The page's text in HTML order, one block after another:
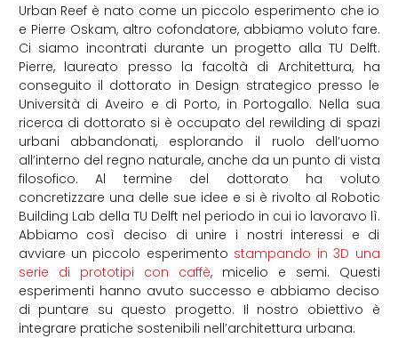
Urban Reef è nato come un piccolo esperimento che io
e Pierre Oskam, altro cofondatore, abbiamo voluto fare.
Ci siamo incontrati durante un progetto alla TU Delft.
Pierre, laureato presso la facoltà di Architettura, ha
conseguito il dottorato in Design strategico presso le
Università di Aveiro e di Porto, in Portogallo. Nella sua
ricerca di dottorato si è occupato del rewilding di spazi
urbani abbandonati, esplorando il ruolo dell’uomo
all’interno del regno naturale, anche da un punto di vista
filosofico. Al termine del dottorato ha voluto
concretizzare una delle sue idee e si è rivolto al Robotic
Building Lab della TU Delft nel periodo in cui io lavoravo lì.
Abbiamo così deciso di unire i nostri interessi e di
avviare un piccolo esperimento stampando in 3D una
serie di prototipi con caffè, micelio e semi. Questi
esperimenti hanno avuto successo e abbiamo deciso
di puntare su questo progetto. Il nostro obiettivo è
integrare pratiche sostenibili nell’architettura urbana.